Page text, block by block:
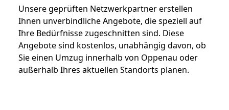
Unsere geprüften Netzwerkpartner erstellen
Ihnen unverbindliche Angebote, die speziell auf
Ihre Bedürfnisse zugeschnitten sind. Diese
Angebote sind kostenlos, unabhängig davon, ob
Sie einen Umzug innerhalb von Oppenau oder
außerhalb Ihres aktuellen Standorts planen.